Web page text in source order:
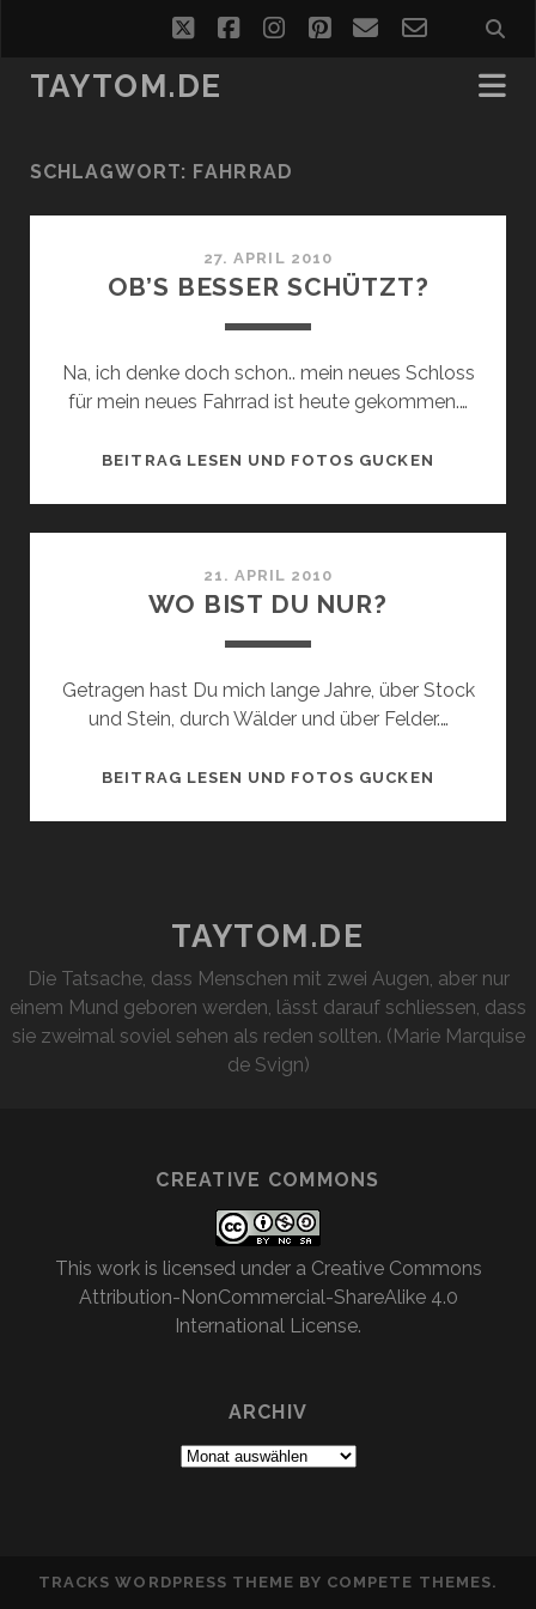
twitterfacebookinstagram
pinterest
emailemail-
form
TAYTOM.DE
SCHLAGWORT: FAHRRAD
27. APRIL 2010
OB’S BESSER SCHÜTZT?
Na, ich denke doch schon.. mein neues Schloss
für mein neues Fahrrad ist heute gekommen.…
BEITRAG LESEN UND FOTOS GUCKEN
21. APRIL 2010
WO BIST DU NUR?
Getragen hast Du mich lange Jahre, über Stock
und Stein, durch Wälder und über Felder.…
BEITRAG LESEN UND FOTOS GUCKEN
TAYTOM.DE
Die Tatsache, dass Menschen mit zwei Augen, aber nur
einem Mund geboren werden, lässt darauf schliessen, dass
sie zweimal soviel sehen als reden sollten. (Marie Marquise
de Svign)
CREATIVE COMMONS
This work is licensed under a Creative Commons
Attribution-NonCommercial-ShareAlike 4.0
International License.
ARCHIV
Archiv
TRACKS WORDPRESS THEME BY COMPETE THEMES.